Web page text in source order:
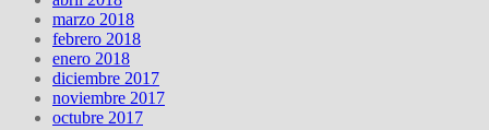
marzo 2018
febrero 2018
enero 2018
diciembre 2017
noviembre 2017
octubre 2017